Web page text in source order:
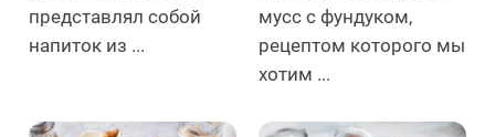
представлял собой
напиток из ...
мусс с фундуком,
рецептом которого мы
хотим ...